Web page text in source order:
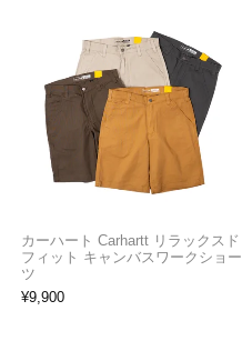
カーハート Carhartt リラックスド
フィット キャンバスワークショー
ツ
¥9,900